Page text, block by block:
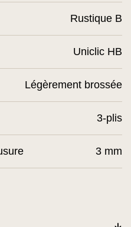
Rustique B
Uniclic HB
Légèrement brossée
3-plis
3 mm